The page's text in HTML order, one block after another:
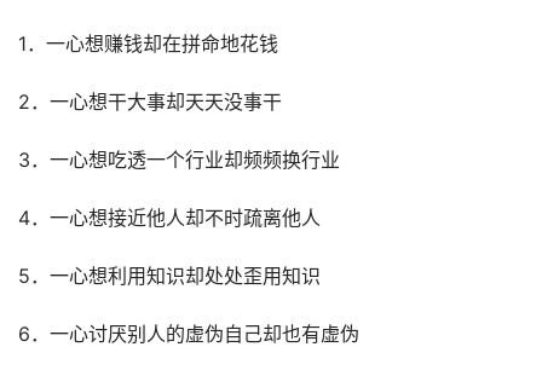
1．一心想赚钱却在拼命地花钱
2．一心想干大事却天天没事干
3．一心想吃透一个行业却频频换行业
4．一心想接近他人却不时疏离他人
5．一心想利用知识却处处歪用知识
6．一心讨厌别人的虚伪自己却也有虚伪